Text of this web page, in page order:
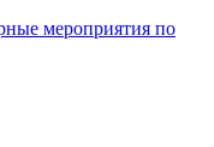
мероприятия по